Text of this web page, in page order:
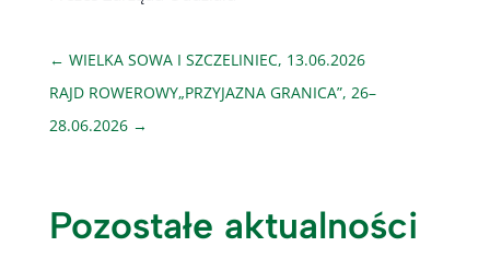
← WIELKA SOWA I SZCZELINIEC, 13.06.2026
RAJD ROWEROWY„PRZYJAZNA GRANICA”, 26–
28.06.2026→
Pozostałe aktualności